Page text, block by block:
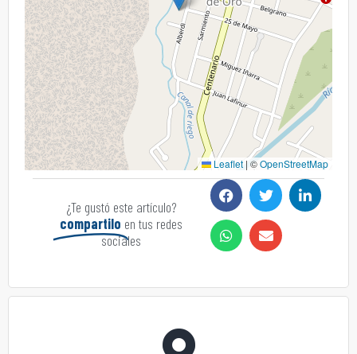
Leaflet | ©OpenStreetMap
¿Te gustó este artículo?
compartilo en tus redes
sociales